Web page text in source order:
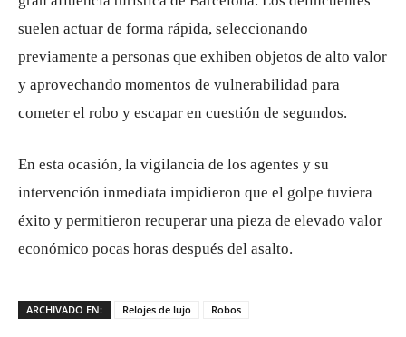
suelen actuar de forma rápida, seleccionando
previamente a personas que exhiben objetos de alto valor
y aprovechando momentos de vulnerabilidad para
cometer el robo y escapar en cuestión de segundos.
En esta ocasión, la vigilancia de los agentes y su
intervención inmediata impidieron que el golpe tuviera
éxito y permitieron recuperar una pieza de elevado valor
económico pocas horas después del asalto.
ARCHIVADO EN: Relojes de lujo Robos